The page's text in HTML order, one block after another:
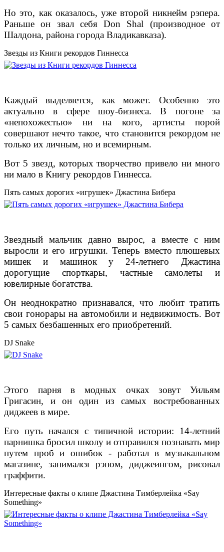
Но это, как оказалось, уже второй никнейм рэпера.
Раньше он звал себя Don Shal (производное от
Шалдона, района города Владикавказа).
Звезды из Книги рекордов Гиннесса
Каждый выделяется, как может. Особенно это
актуально в сфере шоу-бизнеса. В погоне за
«непохожестью» ни на кого, артисты порой
совершают нечто такое, что становится рекордом не
только их личным, но и всемирным.
Вот 5 звезд, которых творчество привело ни много
ни мало в Книгу рекордов Гиннесса.
Пять самых дорогих «игрушек» Джастина Бибера
Звездный мальчик давно вырос, а вместе с ним
выросли и его игрушки. Теперь вместо плюшевых
мишек и машинок у 24-летнего Джастина
дорогущие спорткары, частные самолеты и
ювелирные богатства.
Он неоднократно признавался, что любит тратить
свои гонорары на автомобили и недвижимость. Вот
5 самых безбашенных его приобретений.
DJ Snake
Этого парня в модных очках зовут Уильям
Григасин, и он один из самых востребованных
диджеев в мире.
Его путь начался с типичной истории: 14-летний
парнишка бросил школу и отправился познавать мир
путем проб и ошибок - работал в музыкальном
магазине, занимался рэпом, диджеингом, рисовал
граффити.
Интересные факты о клипе Джастина Тимберлейка «Say
Something»